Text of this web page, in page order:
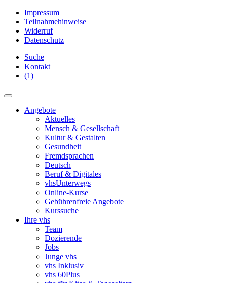
Impressum
Teilnahmehinweise
Widerruf
Datenschutz
Suche
Kontakt
(1)
Angebote
Aktuelles
Mensch & Gesellschaft
Kultur & Gestalten
Gesundheit
Fremdsprachen
Deutsch
Beruf & Digitales
vhsUnterwegs
Online-Kurse
Gebührenfreie Angebote
Kurssuche
Ihre vhs
Team
Dozierende
Jobs
Junge vhs
vhs Inklusiv
vhs 60Plus